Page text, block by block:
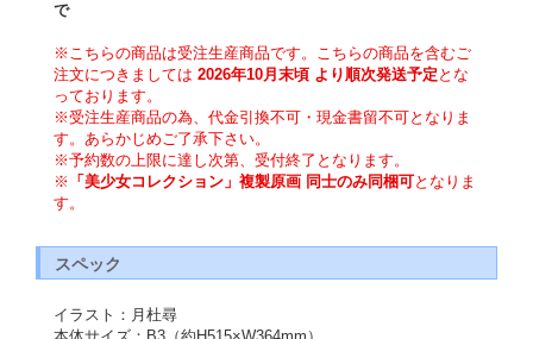
で
※こちらの商品は受注生産商品です。こちらの商品を含むご
注文につきましては 2026年10月末頃 より順次発送予定 とな
っております。
※受注生産商品の為、代金引換不可・現金書留不可となりま
す。あらかじめご了承下さい。
※予約数の上限に達し次第、受付終了となります。
※ 「美少女コレクション」複製原画 同士のみ同梱可となりま
す。
スペック
イラスト：月杜尋